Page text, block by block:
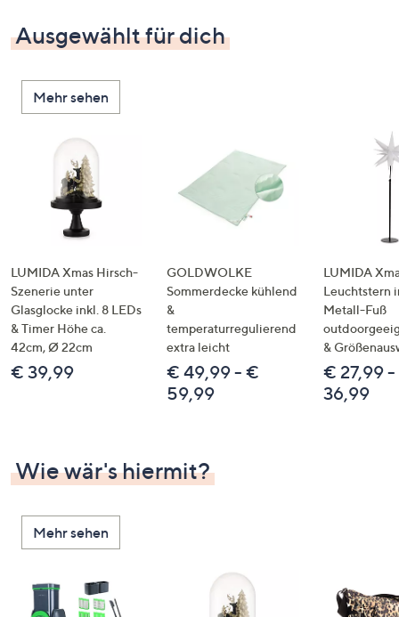
Ausgewählt für dich
Mehr sehen
LUMIDA Xmas Hirsch-
Szenerie unter
Glasglocke inkl. 8 LEDs
& Timer Höhe ca.
42cm, Ø 22cm
€ 39,99
GOLDWOLKE
Sommerdecke kühlend
&
temperaturregulierend
extra leicht
€ 49,99 - €
59,99
LUMIDA
Leuchtstern
Metall-Fuß
&
€ 27,99
36,99
Wie wär's hiermit?
Mehr sehen